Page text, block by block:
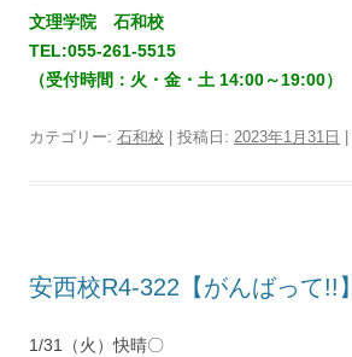
文理学院 石和校
TEL:055-261-5515
（受付時間：火・金・土 14:00～19:00）
カテゴリー: 石和校 | 投稿日: 2023年1月31日
安西校R4-322【がんばって!!】
1/31（火）快晴〇